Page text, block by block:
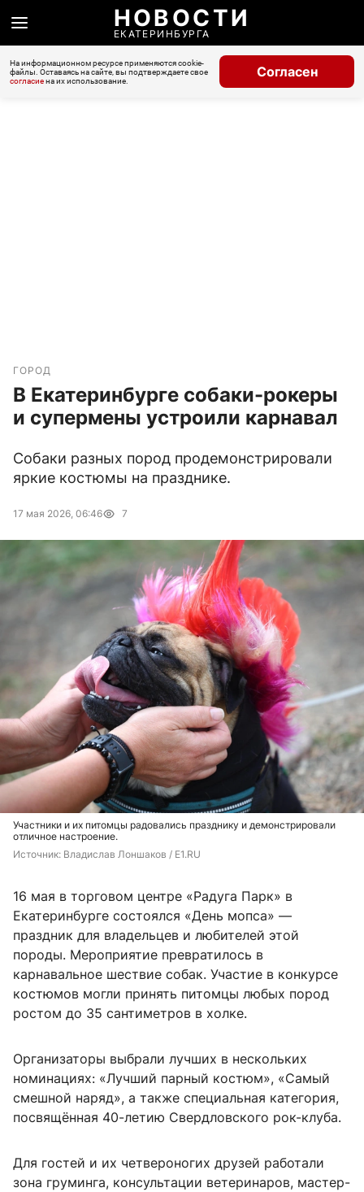
НОВОСТИ
ЕКАТЕРИНБУРГА
На информационном ресурсе применяются cookie-
файлы. Оставаясь на сайте, вы подтверждаете свое
согласиена их использование.
Согласен
ГОРОД
В Екатеринбурге собаки-рокеры
и супермены устроили карнавал
Собаки разных пород продемонстрировали
яркие костюмы на празднике.
17 мая 2026, 06:46 7
Участники и их питомцы радовались празднику и демонстрировали
отличное настроение.
Источник: Владислав Лоншаков / E1.RU
16 мая в торговом центре «Радуга Парк» в
Екатеринбурге состоялся «День мопса» —
праздник для владельцев и любителей этой
породы. Мероприятие превратилось в
карнавальное шествие собак. Участие в конкурсе
костюмов могли принять питомцы любых пород
ростом до 35 сантиметров в холке.
Организаторы выбрали лучших в нескольких
номинациях: «Лучший парный костюм», «Самый
смешной наряд», а также специальная категория,
посвящённая 40-летию Свердловского рок-клуба.
Для гостей и их четвероногих друзей работали
зона груминга, консультации ветеринаров, мастер-